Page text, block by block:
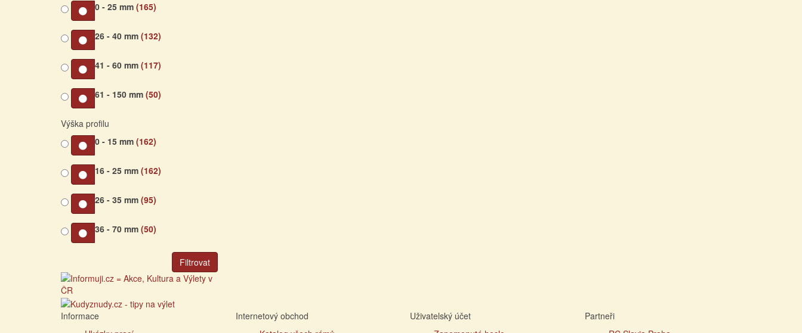
0 - 25 mm (165)
26 - 40 mm (132)
41 - 60 mm (117)
61 - 150 mm (50)
Výška profilu
0 - 15 mm (162)
16 - 25 mm (162)
26 - 35 mm (95)
36 - 70 mm (50)
Filtrovat
Informace
Internetový obchod
Uživatelský účet
Partneři